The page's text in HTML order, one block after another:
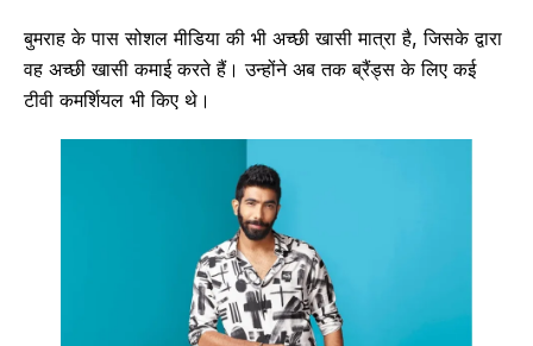
बुमराह के पास सोशल मीडिया की भी अच्छी खासी मात्रा है, जिसके द्वारा
वह अच्छी खासी कमाई करते हैं। उन्होंने अब तक ब्रैंड्स के लिए कई
टीवी कमर्शियल भी किए थे।